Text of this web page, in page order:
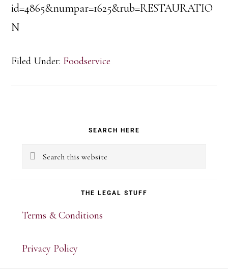
id=4865&numpar=1625&rub=RESTAURATIO
N
Filed Under: Foodservice
Sidebar
SEARCH HERE
Search
THE LEGAL STUFF
Terms & Conditions
Privacy Policy